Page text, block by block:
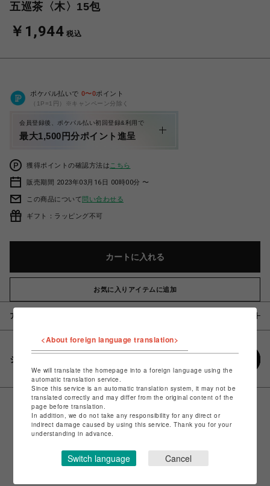
五巡茶〈木〉15包
￥1,944 税込
ポケパル払いで 0〜0ポイント
（1P=1円）※キャンペーン分除く
会員登録後、ポケパル払い初回登録&利用で
最大1,500円分ポイント進呈
獲得ポイントの確認方法は こちら
販売期間 2023年03月16日 00時00分 〜
この商品について問い合わせる
ギフト：ラッピング不可
カートに入れる
お気に入りアイテムに追加
アイテム説明 / 素材
シェアする
<About foreign language translation>
We will translate the homepage into a foreign language using the
automatic translation service.
Since this service is an automatic translation system, it may not be
translated correctly and may differ from the original content of the
page before translation.
In addition, we do not take any responsibility for any direct or
indirect damage caused by using this service. Thank you for your
understanding in advance.
Switch language Cancel